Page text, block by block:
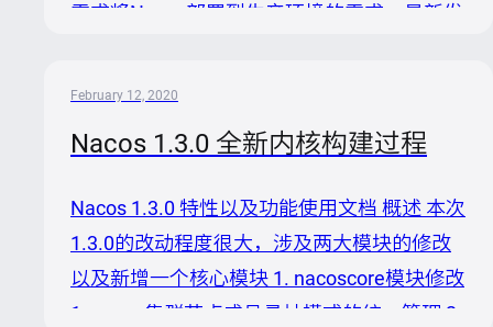
需求将Nacos部署到生产环境的需求。最新发
用指南。 什么是权限控制？ 在分布式服务调
的请求进行识别和拒绝。权限控制一般分为两
个阶段：身份识别（Authentication）和权限
识别（Authorization）。身份认证主要确定访
February 12, 2020
Nacos 1.3.0 全新内核构建过程
Nacos 1.3.0 特性以及功能使用文档 概述 本次
1.3.0的改动程度很大，涉及两大模块的修改
以及新增一个核心模块 1. nacoscore模块修改
1. nacos集群节点成员寻址模式的统一管理 2.